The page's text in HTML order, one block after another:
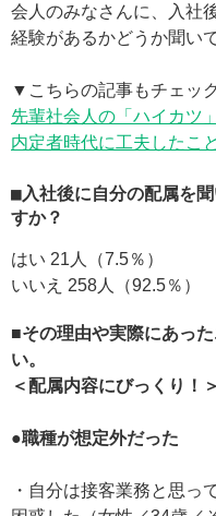
会人のみなさんに、入社
経験があるかどうか聞い
▼こちらの記事もチェッ
先輩社会人の「ハイカツ
内定者時代に工夫したこ
■入社後に自分の配属を
すか？
はい 21人（7.5％）
いいえ 258人（92.5％）
■その理由や実際にあっ
い。
＜配属内容にびっくり！＞
●職種が想定外だった
・自分は接客業務と思っ